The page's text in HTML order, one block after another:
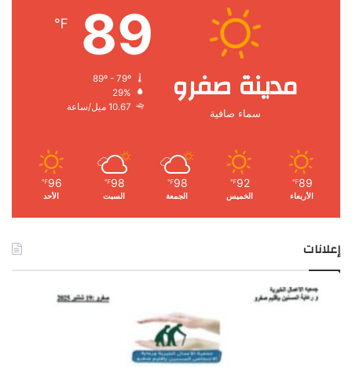
مدينة صفرو
سماء صافية
89
℉
29%
10.67 ميل/ساعة
89
℉
الأربعاء
92
℉
الخميس
98
℉
الجمعة
98
℉
السبت
96
℉
الأحد
إعلانات